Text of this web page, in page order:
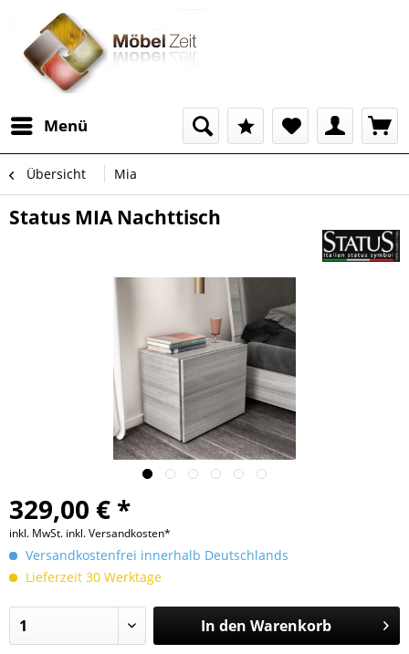
Menü
Übersicht Mia
Status MIA Nachttisch
329,00 € *
inkl. MwSt. inkl. Versandkosten*
Versandkostenfrei innerhalb Deutschlands
Lieferzeit 30 Werktage
In den Warenkorb